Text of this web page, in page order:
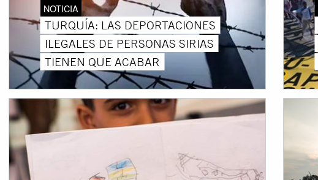
NOTICIA
TURQUÍA: LAS DEPORTACIONES
ILEGALES DE PERSONAS SIRIAS
TIENEN QUE ACABAR